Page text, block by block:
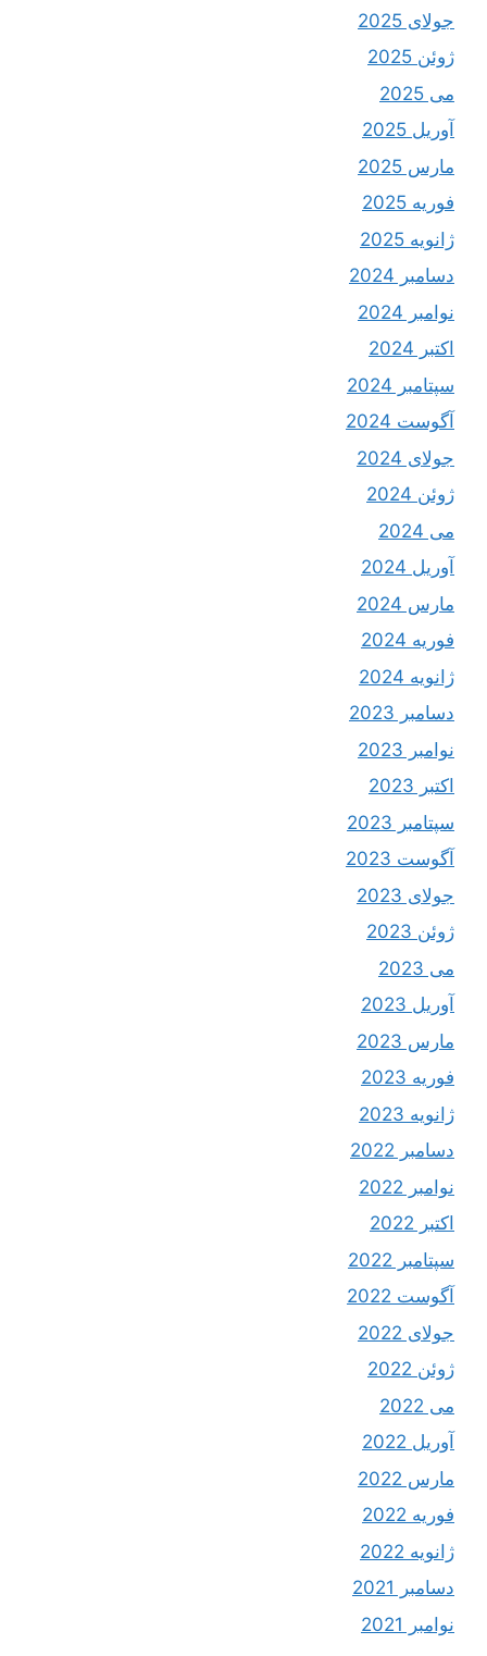
جولای 2025
ژوئن 2025
می 2025
آوریل 2025
مارس 2025
فوریه 2025
ژانویه 2025
دسامبر 2024
نوامبر 2024
اکتبر 2024
سپتامبر 2024
آگوست 2024
جولای 2024
ژوئن 2024
می 2024
آوریل 2024
مارس 2024
فوریه 2024
ژانویه 2024
دسامبر 2023
نوامبر 2023
اکتبر 2023
سپتامبر 2023
آگوست 2023
جولای 2023
ژوئن 2023
می 2023
آوریل 2023
مارس 2023
فوریه 2023
ژانویه 2023
دسامبر 2022
نوامبر 2022
اکتبر 2022
سپتامبر 2022
آگوست 2022
جولای 2022
ژوئن 2022
می 2022
آوریل 2022
مارس 2022
فوریه 2022
ژانویه 2022
دسامبر 2021
نوامبر 2021